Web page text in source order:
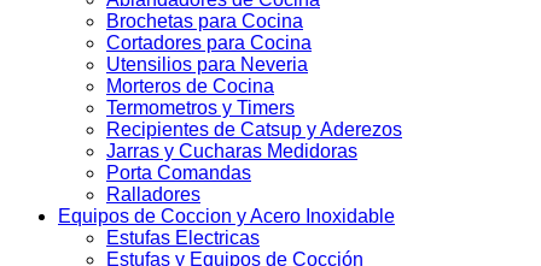
Brochetas para Cocina
Cortadores para Cocina
Utensilios para Neveria
Morteros de Cocina
Termometros y Timers
Recipientes de Catsup y Aderezos
Jarras y Cucharas Medidoras
Porta Comandas
Ralladores
Equipos de Coccion y Acero Inoxidable
Estufas Electricas
Estufas y Equipos de Cocción